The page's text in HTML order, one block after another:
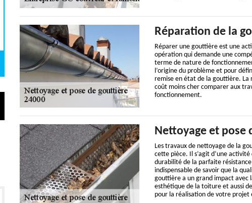
Réparation de la
Réparer une gouttière est une
opération qui demande une
terme de nature de
l’origine du problème et pour
remise en état de la gouttière.
coût moins cher comparer aux
fonctionnement.
Nettoyage et pose
Les travaux de nettoyage de la
cette pièce. Il s’agit d’une
durabilité de la parfaite
indispensable de savoir que la
gouttière a un grand impact avec
esthétique de la toiture et aussi
pour la réalisation de votre projet